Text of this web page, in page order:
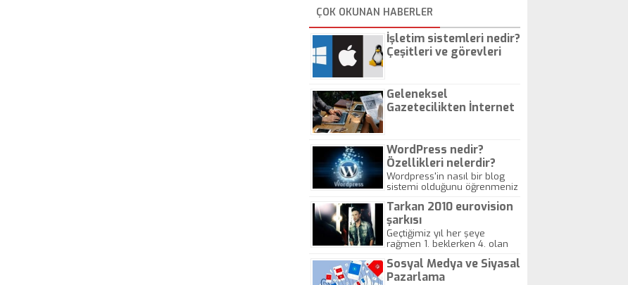
ÇOK OKUNAN HABERLER
İşletim sistemleri nedir?
Çeşitleri ve görevleri
Geleneksel
Gazetecilikten İnternet
WordPress nedir?
Özellikleri nelerdir?
Wordpress'in nasıl bir blog
sistemi olduğunu öğrenmeniz
Tarkan 2010 eurovision
şarkısı
Geçtiğimiz yıl her şeye
rağmen 1. beklerken 4. olan
gösterisinin bu yarışmada
önemli olmadığını anlamıştır.
Sosyal Medya ve Siyasal
Pazarlama